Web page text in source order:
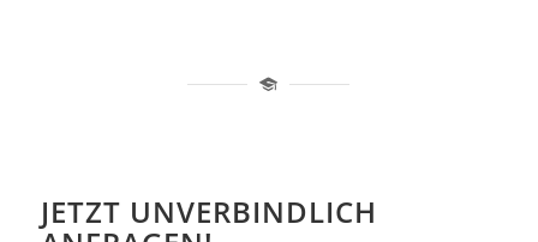
JETZT UNVERBINDLICH